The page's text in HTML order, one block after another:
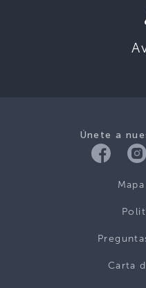
Únete a
Carta